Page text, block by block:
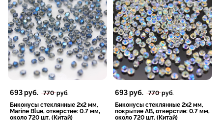
693руб. 770руб.
Биконусы стеклянные 2x2 мм,
Marine Blue, отверстие: 0.7 мм,
около 720 шт. (Китай)
693руб. 770руб.
Биконусы стеклянные 2x2 мм,
покрытие AB, отверстие: 0.7 мм,
около 720 шт. (Китай)